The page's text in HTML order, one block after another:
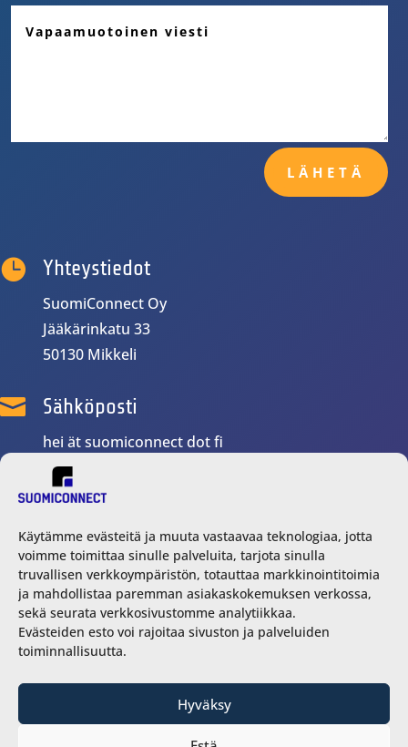
Käytämme evästeitä ja muuta vastaavaa teknologiaa, jotta
voimme toimittaa sinulle palveluita, tarjota sinulla
truvallisen verkkoympäristön, totauttaa markkinointitoimia
ja mahdollistaa paremman asiakaskokemuksen verkossa,
sekä seurata verkkosivustomme analytiikkaa.
Evästeiden esto voi rajoitaa sivuston ja palveluiden
toiminnallisuutta.
Hyväksy
LÄHETÄ
 Yhteystiedot
SuomiConnect Oy
Jääkärinkatu 33
50130 Mikkeli
 Sähköposti
hei ät suomiconnect dot fi
 Yhteydenotot
Marko Tanninen
+358 40 668 4458
marko ät suomiconnect dot fi